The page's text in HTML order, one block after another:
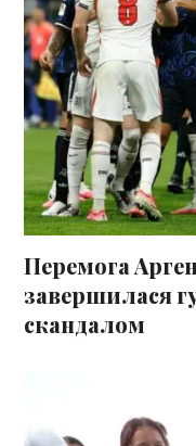
Перемога
завершилася
скандалом